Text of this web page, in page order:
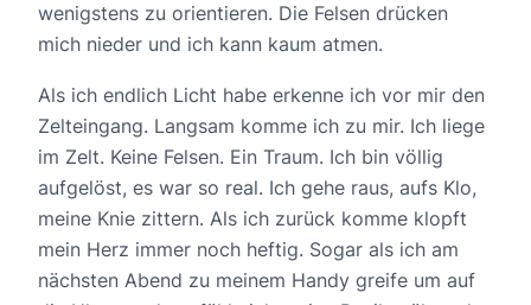
wenigstens zu orientieren. Die Felsen drücken
mich nieder und ich kann kaum atmen.
Als ich endlich Licht habe erkenne ich vor mir den
Zelteingang. Langsam komme ich zu mir. Ich liege
im Zelt. Keine Felsen. Ein Traum. Ich bin völlig
aufgelöst, es war so real. Ich gehe raus, aufs Klo,
meine Knie zittern. Als ich zurück komme klopft
mein Herz immer noch heftig. Sogar als ich am
nächsten Abend zu meinem Handy greife um auf